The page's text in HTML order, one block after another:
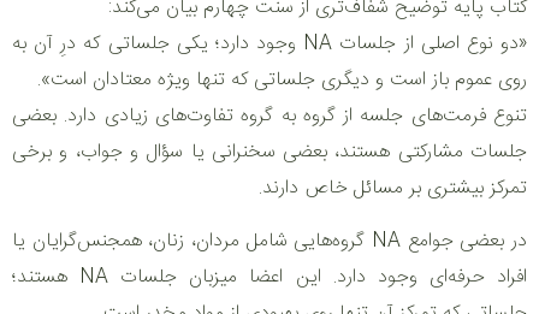
کتاب پایه توضیح شفاف‌تری از سنت چهارم بیان می‌کند:
«دو نوع اصلی از جلسات NA وجود دارد؛ یکی جلساتی که درِ آن به
روی عموم باز است و دیگری جلساتی که تنها ویژه معتادان است».
تنوع فرمت‌های جلسه از گروه به گروه تفاوت‌های زیادی دارد. بعضی
جلسات مشارکتی هستند، بعضی سخنرانی یا سؤال و جواب، و برخی
تمرکز بیشتری بر مسائل خاص دارند.
در بعضی جوامع NA گروه‌هایی شامل مردان، زنان، همجنس‌گرایان یا
افراد حرفه‌ای وجود دارد. این اعضا میزبان جلسات NA هستند؛